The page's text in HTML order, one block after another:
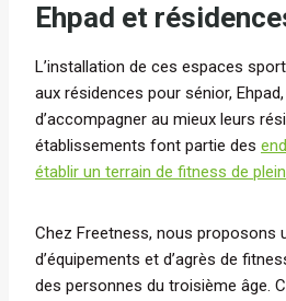
Ehpad et
L’installation de ces espaces
aux résidences pour sénior,
d’accompagner au mieux leurs
établissements font partie des
établir un terrain de fitness de
Chez Freetness, nous proposons
d’équipements et d’agrès de
des personnes du troisième âge.